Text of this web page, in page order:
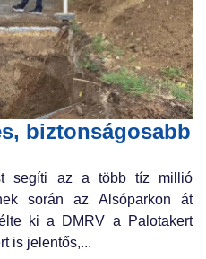
biztonságosabb
segíti az a több tíz millió
során az Alsóparkon át
ki a DMRV a Palotakert
is jelentős,...